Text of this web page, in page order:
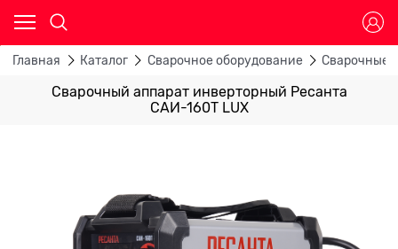
Главная Каталог Сварочное оборудование Сварочные
Сварочный аппарат инверторный Ресанта
САИ-160Т LUX